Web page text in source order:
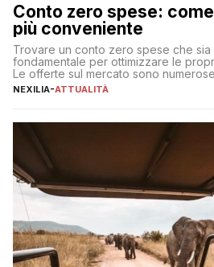
Conto zero spese:
più conveniente
Trovare un conto zero spese che
fondamentale per ottimizzare le
Le offerte sul mercato sono
individuare quella più adatta alle
sul […]
NEXILIA-ATTUALITÀ